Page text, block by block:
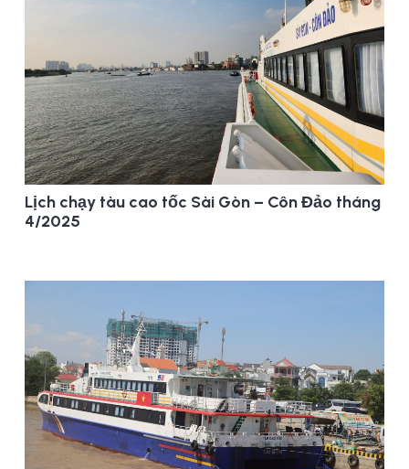
Lịch chạy tàu cao tốc Sài Gòn – Côn Đảo tháng
4/2025